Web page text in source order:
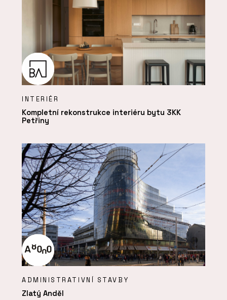
INTERIÉR
Kompletní rekonstrukce interiéru bytu 3KK
Petřiny
ADMINISTRATIVNÍ STAVBY
Zlatý Anděl